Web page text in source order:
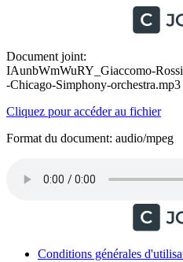
Document joint:
IAunbWmWuRY_Giaccomo-
-Chicago-Simphony-orchestra.mp3
Cliquez pour accéder au fichier
Format du document: audio/mpeg
Conditions générales